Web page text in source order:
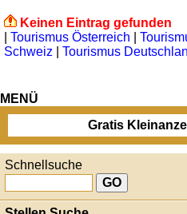
Keinen Eintrag gefunden
Tourismus Österreich
Schweiz
Tourismus
MENÜ
Gratis
Schnellsuche